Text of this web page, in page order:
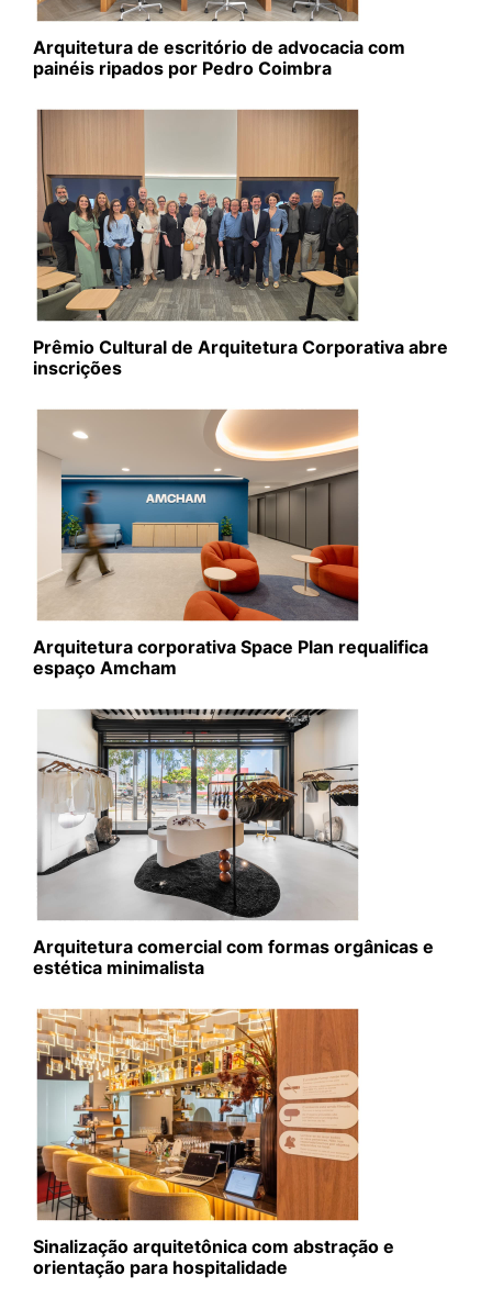
Arquitetura de escritório de advocacia com
painéis ripados por Pedro Coimbra
Prêmio Cultural de Arquitetura Corporativa abre
inscrições
Arquitetura corporativa Space Plan requalifica
espaço Amcham
Arquitetura comercial com formas orgânicas e
estética minimalista
Sinalização arquitetônica com abstração e
orientação para hospitalidade